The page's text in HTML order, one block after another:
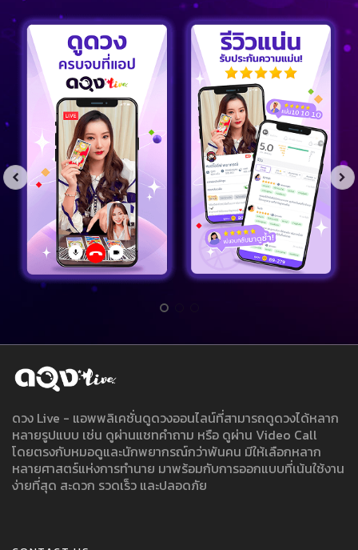
ดวง Live - แอพพลิเคชั่นดูดวงออนไลน์ที่สามารถดูดวงได้หลาก
หลายรูปแบบ เช่น ดูผ่านแชทคำถาม หรือ ดูผ่าน Video Call
โดยตรงกับหมอดูและนักพยากรณ์กว่าพันคน มีให้เลือกหลาก
หลายศาสตร์แห่งการทำนาย มาพร้อมกับการออกแบบที่เน้นใช้งาน
ง่ายที่สุด สะดวก รวดเร็ว และปลอดภัย